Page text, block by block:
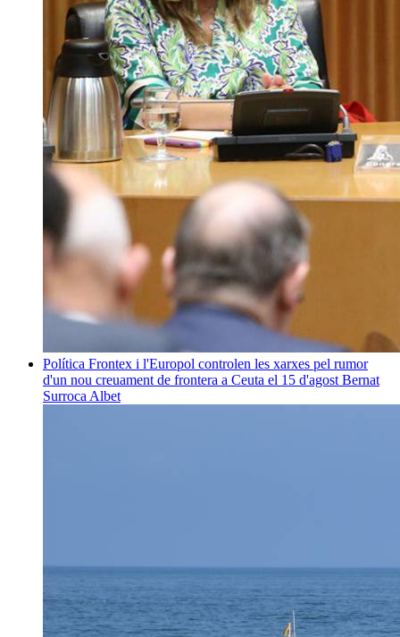
Política Frontex i l'Europol controlen les xarxes pel rumor
d'un nou creuament de frontera a Ceuta el 15 d'agost Bernat
Surroca Albet